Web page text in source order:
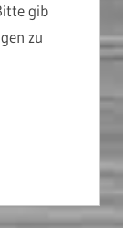
gib
zu